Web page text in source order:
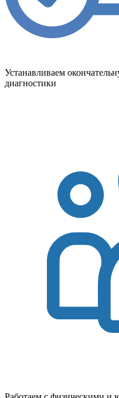
Устанавливаем
диагностики